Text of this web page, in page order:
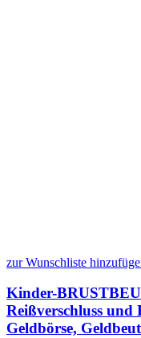
zur Wunschliste
Kinder-
Reißverschluss und
Geldbörse,